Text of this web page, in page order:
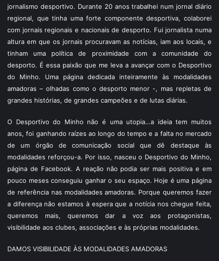
jornalismo desportivo. Durante 20 anos trabalhei num jornal diário
regional, que tinha uma forte componente desportiva, colaborei
com jornais regionais e nacionais de desporto. Fui jornalista numa
altura em que os jornais procuravam as notícias, iam aos locais, e
tinham uma política de proximidade com a comunidade do
desporto. É essa paixão que me leva a avançar com o Desportivo
do Minho. Uma página dedicada inteiramente às modalidades
amadoras – olhadas como o desporto menor -, mas repletas de
grandes histórias, de grandes campeões e de lutas diárias.
O Desportivo do Minho não é uma utopia…a ideia tem muitos
anos, foi ganhando raízes ao longo do tempo e a falta no mercado
de um órgão de comunicação social que dê destaque às
modalidades reforçou-a. Por isso, nasceu o Desportivo do Minho,
página de Facebook. A reação não podia ser mais positiva e em
pouco meses conseguiu ganhar o seu espaço. Hoje é uma página
de referência nas modalidades amadoras. Porque queremos fazer
a diferença não estamos à espera que a notícia nos chegue feita,
queremos mais, queremos dar a voz aos protagonistas,
visibilidade aos clubes, associações e às próprias modalidades.
DAMOS VISIBILIDADE ÀS MODALIDADES AMADORAS